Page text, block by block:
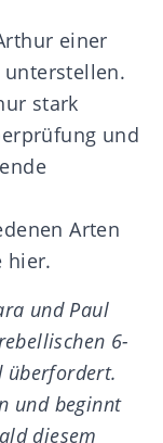
einer
unterstellen.
stark
und
Arten
hier.
und Paul
6-
überfordert.
und beginnt
diesem